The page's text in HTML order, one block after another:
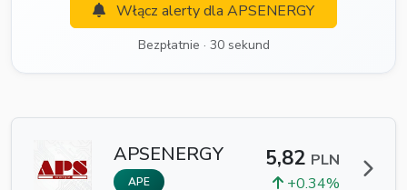
Włącz alerty dla APSENERGY
Bezpłatnie · 30 sekund
APSENERGY
APE
5,82 PLN
+0.34%